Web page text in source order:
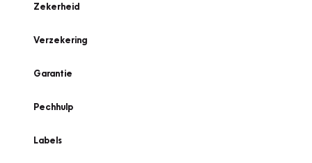
Zekerheid
Verzekering
Garantie
Pechhulp
Labels